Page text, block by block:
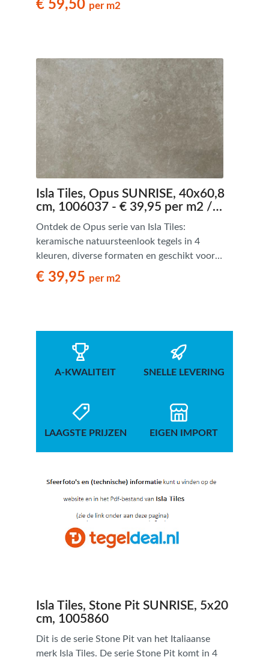
in tinten. Dankzij het gebruik van digitale
uitstraling, geschikt voor ieder hedendaags
interieur.
€ 59,50 per m2
Isla Tiles, Opus SUNRISE, 40x60,8
cm, 1006037 - € 39,95 per m2 /
Palletdeal op aanvraag
Ontdek de Opus serie van Isla Tiles:
keramische natuursteenlook tegels in 4
kleuren, diverse formaten en geschikt voor
Romaans verband. Tijdloos en stijlvol.
€ 39,95 per m2
A-KWALITEIT SNELLE LEVERING
LAAGSTE PRIJZEN EIGEN IMPORT
Isla Tiles, Stone Pit SUNRISE, 5x20
cm, 1005860
Dit is de serie Stone Pit van het Italiaanse
merk Isla Tiles. De serie Stone Pit komt in 4